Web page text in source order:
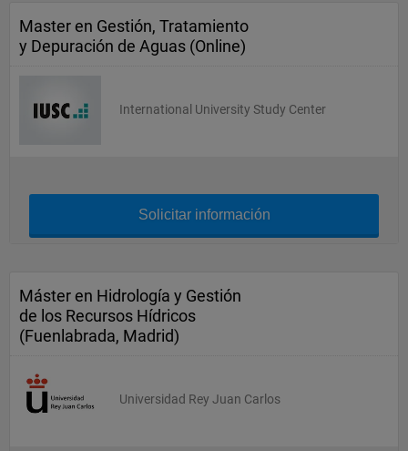
Master en Gestión, Tratamiento
y Depuración de Aguas (Online)
International University Study Center
Solicitar información
Máster en Hidrología y Gestión
de los Recursos Hídricos
(Fuenlabrada, Madrid)
Universidad Rey Juan Carlos